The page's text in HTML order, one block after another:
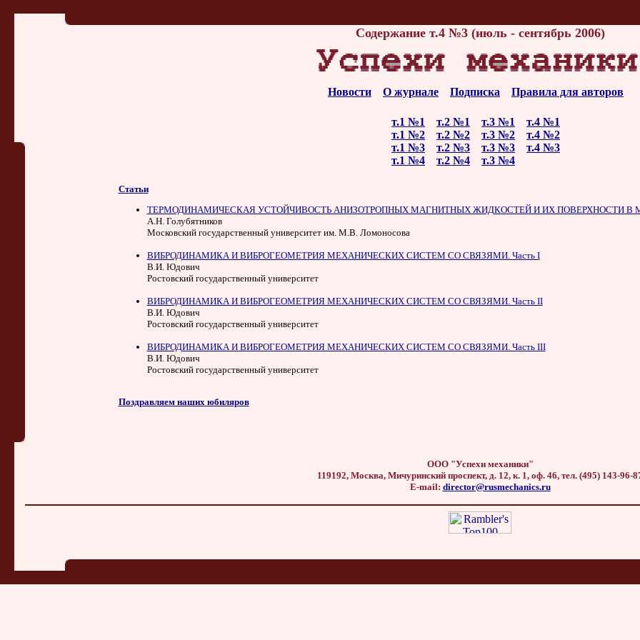
Содержание т.4 №3 (июль - сентябрь 2006)
Новости О журнале Подписка Правила для авторов
т.1 №1
т.1 №2
т.1 №3
т.1 №4
т.2 №1
т.2 №2
т.2 №3
т.2 №4
т.3 №1
т.3 №2
т.3 №3
т.3 №4
т.4 №1
т.4 №2
т.4 №3
Статьи
ТЕРМОДИНАМИЧЕСКАЯ УСТОЙЧИВОСТЬ АНИЗОТРОПНЫХ МАГНИТНЫХ ЖИДКОСТЕЙ И ИХ ПОВЕРХНОСТИ В
А.Н. Голубятников
Московский государственный университет им. М.В. Ломоносова
ВИБРОДИНАМИКА И ВИБРОГЕОМЕТРИЯ МЕХАНИЧЕСКИХ СИСТЕМ СО СВЯЗЯМИ. Часть I
В.И. Юдович
Ростовский государственный университет
ВИБРОДИНАМИКА И ВИБРОГЕОМЕТРИЯ МЕХАНИЧЕСКИХ СИСТЕМ СО СВЯЗЯМИ. Часть II
В.И. Юдович
Ростовский государственный университет
ВИБРОДИНАМИКА И ВИБРОГЕОМЕТРИЯ МЕХАНИЧЕСКИХ СИСТЕМ СО СВЯЗЯМИ. Часть III
В.И. Юдович
Ростовский государственный университет
Поздравляем наших юбиляров
ООО "Успехи механики"
119192, Москва, Мичуринский проспект, д. 12, к. 1, оф. 46, тел. (495) 143-96-
E-mail: director@rusmechanics.ru